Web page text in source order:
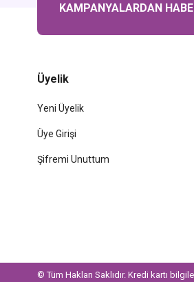
KAMPANYALARDAN
Üyelik
Yeni Üyelik
Üye Girişi
Şifremi Unuttum
© Tüm Hakları Saklıdır. Kredi kartı